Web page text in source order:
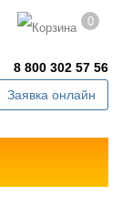
0
8 800 302 57 56
Заявка онлайн